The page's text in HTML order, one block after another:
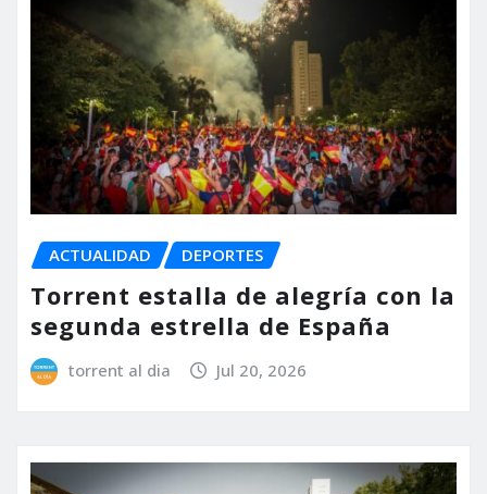
ACTUALIDAD DEPORTES
Torrent estalla de alegría con la
segunda estrella de España
torrent al dia Jul 20, 2026